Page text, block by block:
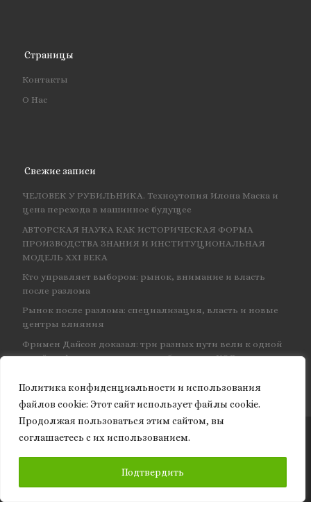
Политика конфиденциальности и использования
файлов сookie: Этот сайт использует файлы cookie.
Продолжая пользоваться этим сайтом, вы
соглашаетесь с их использованием.
Подтвердить
Страницы
Контакты
О Нас
Свежие записи
ЧЕЛОВЕК У РУБИЛЬНИКА. Техноутопия Илона Маска и
цена перехода в машинное будущее
АВТОРСКАЯ НАУКА КАК ИСТОРИЧЕСКАЯ ФОРМА
ПРОИЗВОДСТВА ЗНАНИЯ И ИНСТИТУЦИОНАЛЬНАЯ
МОДЕЛЬ XXI ВЕКА
Кто управляет выбором: рынок, внимание и власть
после разлома
Рынок после разлома: специализация, власть и новые
центры влияния
Фримен Дайсон доказал: три разных пути вели к одной
и той же физике — и навсегда объединил КЭД
© 2026Granite of science– Все права защищены